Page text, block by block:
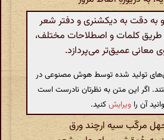
دقت به دیکشنری و دفتر شعر
طریق کلمات و اصطلاحات مختلف،
معانی عمیق‌تر می‌پردازد.
تولید شده توسط هوش مصنوعی در
اگر این متن به نظرتان نادرست است
آن را ویرایشکنید.
مرکّب سیه ارچند ورق